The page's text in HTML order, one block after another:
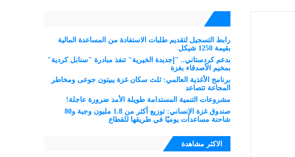
رابط التسجيل لتقديم طلبات الاستفادة من المساعدة المالية
بقيمة 1250 شيكل
بدعم كردستاني.. "إجديدة الخيرية" تنفذ مبادرة "سنابل كردية"
بمخيم الأصدقاء بغزة
برنامج الأغذية العالمي: ثلث سكان غزة يبيتون جوعى ومخاطر
المجاعة تتصاعد
مشروعات التنمية المستدامة طويلة الأمد ضرورة عاجلة!
صندوق غزة الإنساني: توزيع أكثر من 1.8 مليون وجبة و80
شاحنة مساعدات يوميًا في طريقها للقطاع
الاكثر مشاهدة